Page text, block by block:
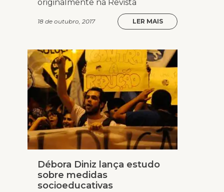
originalmente na Revista
18 de outubro, 2017 LER MAIS
Débora Diniz lança estudo
sobre medidas
socioeducativas